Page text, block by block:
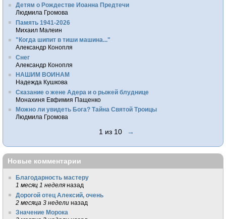
Детям о Рождестве Иоанна Предтечи
Людмила Громова
Память 1941-2026
Михаил Малеин
"Когда шипит в тиши машина..."
Александр Конопля
Снег
Александр Конопля
НАШИМ ВОИНАМ
Надежда Кушкова
Сказание о жене Адера и о рыжей блуднице
Монахиня Евфимия Пащенко
Можно ли увидеть Бога? Тайна Святой Троицы
Людмила Громова
1 из 10 →
Новые комментарии
Благодарность мастеру
1 месяц 1 неделя назад
Дорогой отец Алексий, очень
2 месяца 3 недели назад
Значение Морока